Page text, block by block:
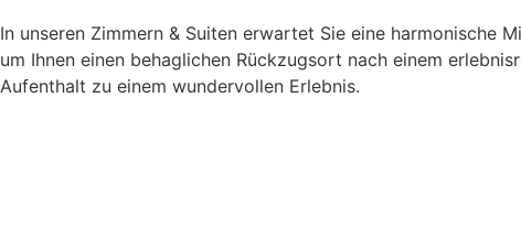
In unseren Zimmern & Suiten erwartet Sie eine
um Ihnen einen behaglichen Rückzugsort nach einem
Aufenthalt zu einem wundervollen Erlebnis.